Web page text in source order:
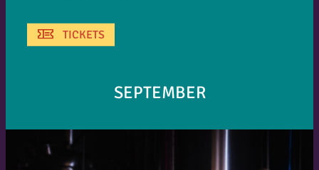
TICKETS
SEPTEMBER